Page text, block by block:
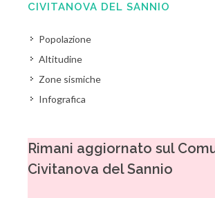
CIVITANOVA DEL SANNIO
Popolazione
Altitudine
Zone sismiche
Infografica
Rimani aggiornato sul
Civitanova del Sannio